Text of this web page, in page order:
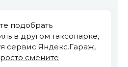
подобрать
в другом таксопарке,
сервис Яндекс.Гараж,
смените